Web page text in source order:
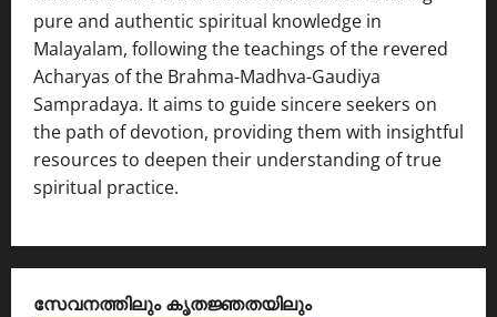
pure and authentic spiritual knowledge in
Malayalam, following the teachings of the revered
Acharyas of the Brahma-Madhva-Gaudiya
Sampradaya. It aims to guide sincere seekers on
the path of devotion, providing them with insightful
resources to deepen their understanding of true
spiritual practice.
സേവനത്തിലും കൃതജ്ഞതയിലും